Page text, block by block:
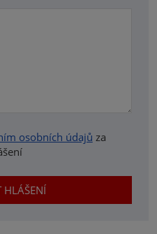
osobních údajů za
HLÁŠENÍ